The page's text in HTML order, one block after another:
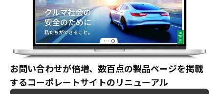
お問い合わせが倍増、数百点の製品ページを掲載
するコーポレートサイトのリニューアル